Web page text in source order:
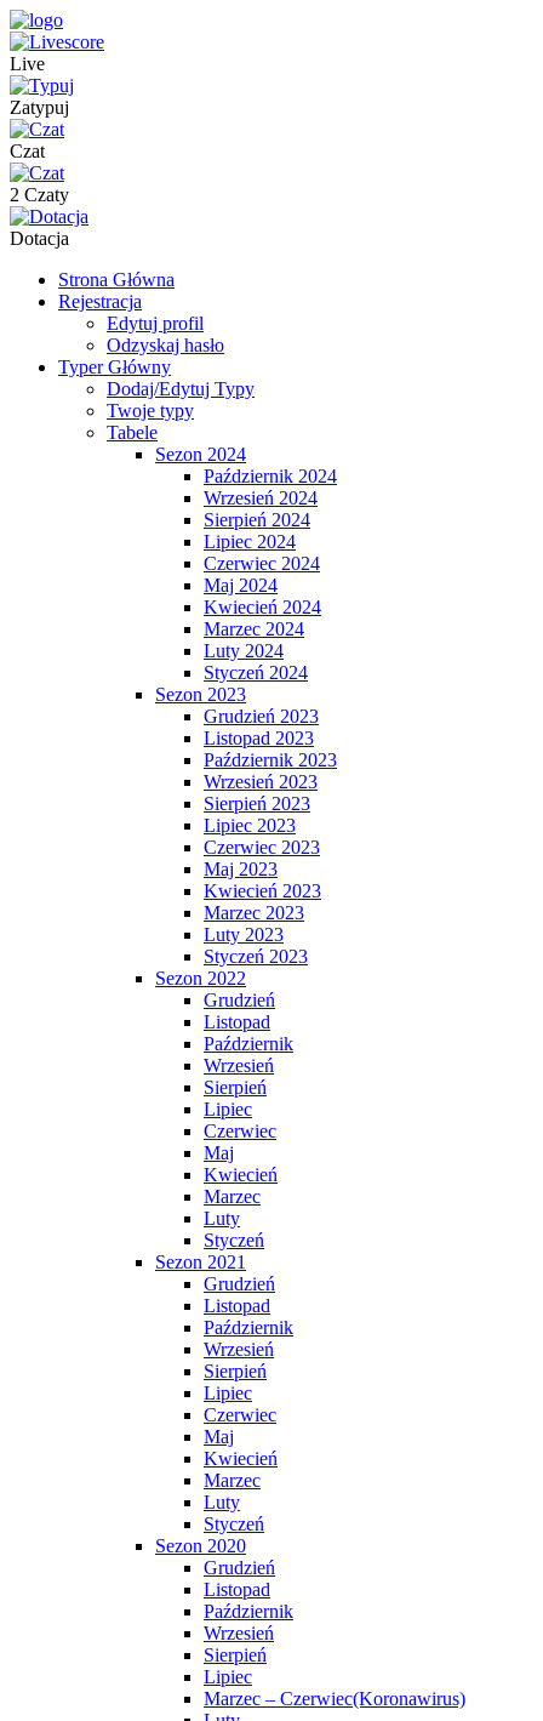
Live
Zatypuj
Czat
2 Czaty
Dotacja
Strona Główna
Rejestracja
Edytuj profil
Odzyskaj hasło
Typer Główny
Dodaj/Edytuj Typy
Twoje typy
Tabele
Sezon 2024
Październik 2024
Wrzesień 2024
Sierpień 2024
Lipiec 2024
Czerwiec 2024
Maj 2024
Kwiecień 2024
Marzec 2024
Luty 2024
Styczeń 2024
Sezon 2023
Grudzień 2023
Listopad 2023
Październik 2023
Wrzesień 2023
Sierpień 2023
Lipiec 2023
Czerwiec 2023
Maj 2023
Kwiecień 2023
Marzec 2023
Luty 2023
Styczeń 2023
Sezon 2022
Grudzień
Listopad
Październik
Wrzesień
Sierpień
Lipiec
Czerwiec
Maj
Kwiecień
Marzec
Luty
Styczeń
Sezon 2021
Grudzień
Listopad
Październik
Wrzesień
Sierpień
Lipiec
Czerwiec
Maj
Kwiecień
Marzec
Luty
Styczeń
Sezon 2020
Grudzień
Listopad
Październik
Wrzesień
Sierpień
Lipiec
Marzec – Czerwiec(Koronawirus)